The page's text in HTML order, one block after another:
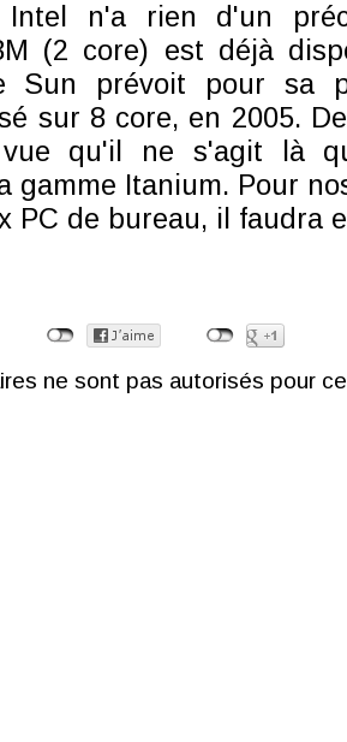
Intel n'a rien d'un
(2 core) est déjà
Sun prévoit pour sa
sur 8 core, en 2005.
qu'il ne s'agit là
gamme Itanium. Pour
PC de bureau, il faudra
ne sont pas autorisés pour